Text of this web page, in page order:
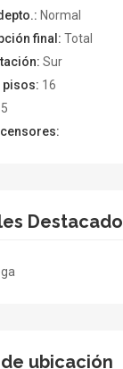
Normal
final: Total
Sur
pisos: 16
5
ubicación